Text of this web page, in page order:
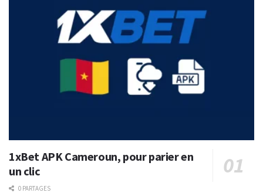
1xBet APK Cameroun, pour parier en
un clic
0 PARTAGES